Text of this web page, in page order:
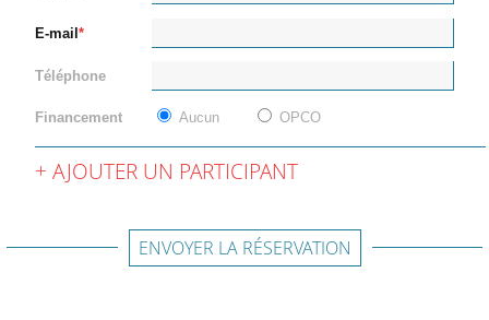
E-mail
Téléphone
Financement Aucun OPCO
AJOUTER UN PARTICIPANT
ENVOYER LA RÉSERVATION